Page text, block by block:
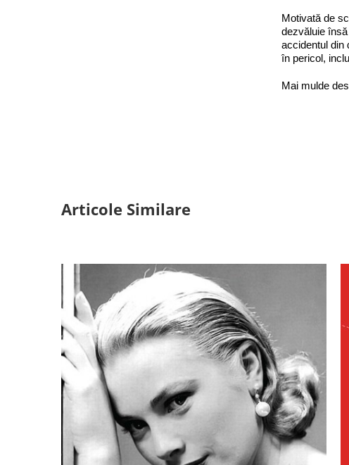
Motivată de
dezvăluie
accidentul din
în pericol,
Mai mulde
Articole Similare